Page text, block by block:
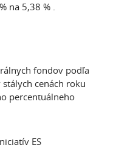
na 5,38 % .
fondov podľa
cenách roku
percentuálneho
ES